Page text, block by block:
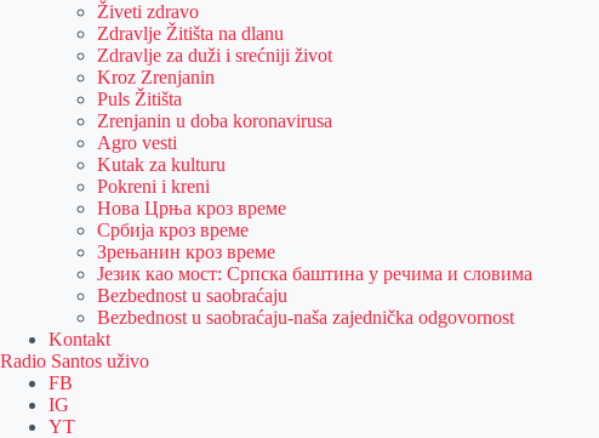
Živeti zdravo
Zdravlje Žitišta na dlanu
Zdravlje za duži i srećniji život
Kroz Zrenjanin
Puls Žitišta
Zrenjanin u doba koronavirusa
Agro vesti
Kutak za kulturu
Pokreni i kreni
Нова Црња кроз време
Србија кроз време
Зрењанин кроз време
Језик као мост: Српска баштина у речима и словима
Bezbednost u saobraćaju
Bezbednost u saobraćaju-naša zajednička odgovornost
Kontakt
Radio Santos uživo
FB
IG
YT